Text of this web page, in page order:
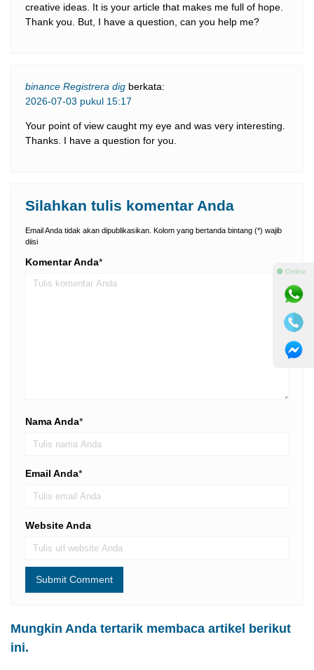
creative ideas. It is your article that makes me full of hope.
Thank you. But, I have a question, can you help me?
binance Registrera dig berkata:
2026-07-03 pukul 15:17
Your point of view caught my eye and was very interesting.
Thanks. I have a question for you.
Silahkan tulis komentar Anda
Email Anda tidak akan dipublikasikan. Kolom yang bertanda bintang (*) wajib
diisi
Komentar Anda*
Nama Anda*
Email Anda*
Website Anda
Mungkin Anda tertarik membaca artikel berikut
ini.
⚫ Online